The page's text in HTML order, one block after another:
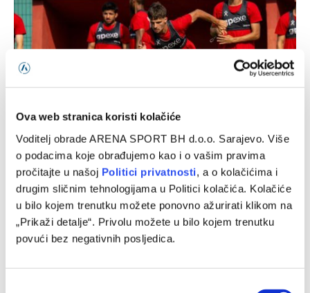
Ova web stranica koristi kolačiće
Voditelj obrade ARENA SPORT BH d.o.o. Sarajevo. Više
o podacima koje obrađujemo kao i o vašim pravima
pročitajte u našoj Politici privatnosti, a o kolačićima i
drugim sličnim tehnologijama u Politici kolačića. Kolačiće
u bilo kojem trenutku možete ponovno ažurirati klikom na
„Prikaži detalje“. Privolu možete u bilo kojem trenutku
povući bez negativnih posljedica.
Dvojna registracija: Velež nekoliko igrača šalje u redove
federalnog prvoligaša
09/08/2026